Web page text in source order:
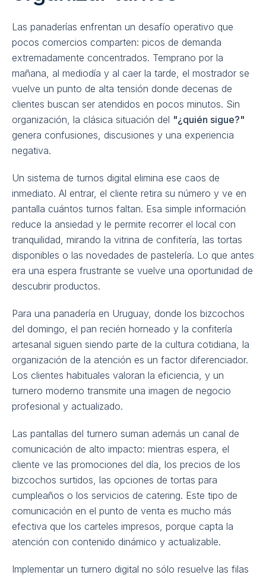
Las panaderías enfrentan un desafío operativo que
pocos comercios comparten: picos de demanda
extremadamente concentrados. Temprano por la
mañana, al mediodía y al caer la tarde, el mostrador se
vuelve un punto de alta tensión donde decenas de
clientes buscan ser atendidos en pocos minutos. Sin
organización, la clásica situación del "¿quién sigue?"
genera confusiones, discusiones y una experiencia
negativa.
Un sistema de turnos digital elimina ese caos de
inmediato. Al entrar, el cliente retira su número y ve en
pantalla cuántos turnos faltan. Esa simple información
reduce la ansiedad y le permite recorrer el local con
tranquilidad, mirando la vitrina de confitería, las tortas
disponibles o las novedades de pastelería. Lo que antes
era una espera frustrante se vuelve una oportunidad de
descubrir productos.
Para una panadería en Uruguay, donde los bizcochos
del domingo, el pan recién horneado y la confitería
artesanal siguen siendo parte de la cultura cotidiana, la
organización de la atención es un factor diferenciador.
Los clientes habituales valoran la eficiencia, y un
turnero moderno transmite una imagen de negocio
profesional y actualizado.
Las pantallas del turnero suman además un canal de
comunicación de alto impacto: mientras espera, el
cliente ve las promociones del día, los precios de los
bizcochos surtidos, las opciones de tortas para
cumpleaños o los servicios de catering. Este tipo de
comunicación en el punto de venta es mucho más
efectiva que los carteles impresos, porque capta la
atención con contenido dinámico y actualizable.
Implementar un turnero digital no sólo resuelve las filas